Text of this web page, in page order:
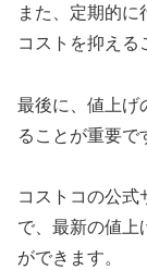
また、定期的に
コストを抑える
最後に、値上げ
ることが重要で
コストコの公式
で、最新の値上
ができます。